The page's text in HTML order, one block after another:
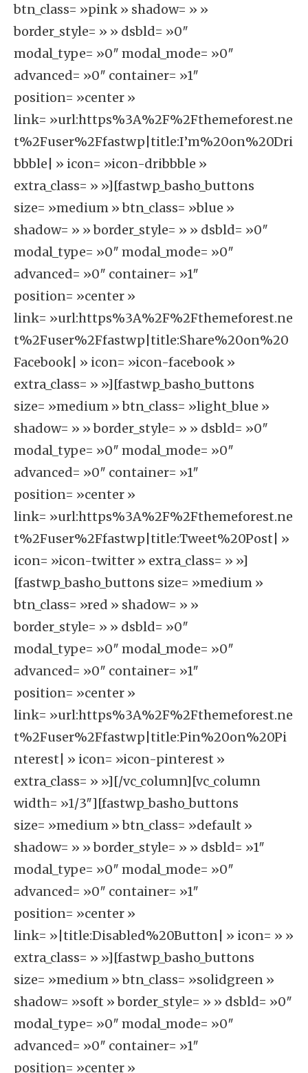
btn_class= »pink » shadow= » »
border_style= » » dsbld= »0″
modal_type= »0″ modal_mode= »0″
advanced= »0″ container= »1″
position= »center »
link= »url:https%3A%2F%2Fthemeforest.ne
t%2Fuser%2Ffastwp|title:I’m%20on%20Dri
bbble| » icon= »icon-dribbble »
extra_class= » »][fastwp_basho_buttons
size= »medium » btn_class= »blue »
shadow= » » border_style= » » dsbld= »0″
modal_type= »0″ modal_mode= »0″
advanced= »0″ container= »1″
position= »center »
link= »url:https%3A%2F%2Fthemeforest.ne
t%2Fuser%2Ffastwp|title:Share%20on%20
Facebook| » icon= »icon-facebook »
extra_class= » »][fastwp_basho_buttons
size= »medium » btn_class= »light_blue »
shadow= » » border_style= » » dsbld= »0″
modal_type= »0″ modal_mode= »0″
advanced= »0″ container= »1″
position= »center »
link= »url:https%3A%2F%2Fthemeforest.ne
t%2Fuser%2Ffastwp|title:Tweet%20Post| »
icon= »icon-twitter » extra_class= » »]
[fastwp_basho_buttons size= »medium »
btn_class= »red » shadow= » »
border_style= » » dsbld= »0″
modal_type= »0″ modal_mode= »0″
advanced= »0″ container= »1″
position= »center »
link= »url:https%3A%2F%2Fthemeforest.ne
t%2Fuser%2Ffastwp|title:Pin%20on%20Pi
nterest| » icon= »icon-pinterest »
extra_class= » »][/vc_column][vc_column
width= »1/3″][fastwp_basho_buttons
size= »medium » btn_class= »default »
shadow= » » border_style= » » dsbld= »1″
modal_type= »0″ modal_mode= »0″
advanced= »0″ container= »1″
position= »center »
link= »|title:Disabled%20Button| » icon= » »
extra_class= » »][fastwp_basho_buttons
size= »medium » btn_class= »solidgreen »
shadow= »soft » border_style= » » dsbld= »0″
modal_type= »0″ modal_mode= »0″
advanced= »0″ container= »1″
position= »center »